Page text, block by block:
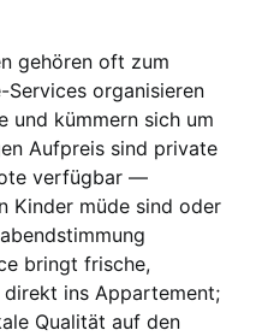
gehören oft zum
Services organisieren
und kümmern sich um
Aufpreis sind private
verfügbar —
Kinder müde sind oder
bringt frische,
ins Appartement;
Qualität auf den